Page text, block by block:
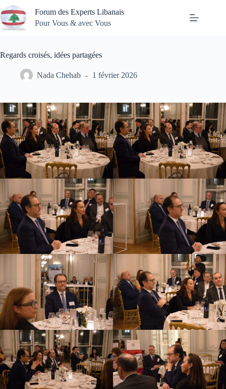
Passer
au
contenu
Forum des Experts Libanais
Pour Vous & avec Vous
Regards croisés, idées partagées
Nada Chehab 1 février 2026